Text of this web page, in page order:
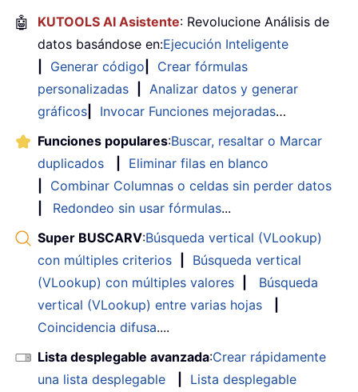
🤖 KUTOOLS AI Asistente: Revolucione Análisis de
datos basándose en:Ejecución Inteligente
Generar código
Crear fórmulas
personalizadas
Analizar datos y generar
gráficos
Invocar Funciones mejoradas…
Funciones populares:Buscar, resaltar o Marcar
duplicados
Eliminar filas en blanco
Combinar Columnas o celdas sin perder datos
Redondeo sin usar fórmulas...
Super BUSCARV:Búsqueda vertical (VLookup)
con múltiples criterios
Búsqueda vertical
(VLookup) con múltiples valores
Búsqueda
vertical (VLookup) entre varias hojas
Coincidencia difusa....
Lista desplegable avanzada:Crear rápidamente
una lista desplegable
Lista desplegable